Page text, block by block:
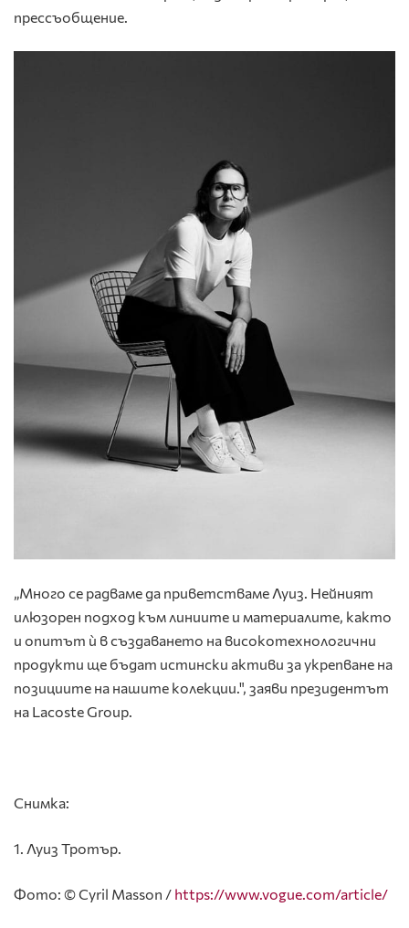
прессъобщение.
„Много се радваме да приветстваме Луиз. Нейният
илюзорен подход към линиите и материалите, както
и опитът ѝ в създаването на високотехнологични
продукти ще бъдат истински активи за укрепване на
позициите на нашите колекции.", заяви президентът
на Lacoste Group.
Снимка:
1. Луиз Тротър.
Фото: © Cyril Masson / https://www.vogue.com/article/